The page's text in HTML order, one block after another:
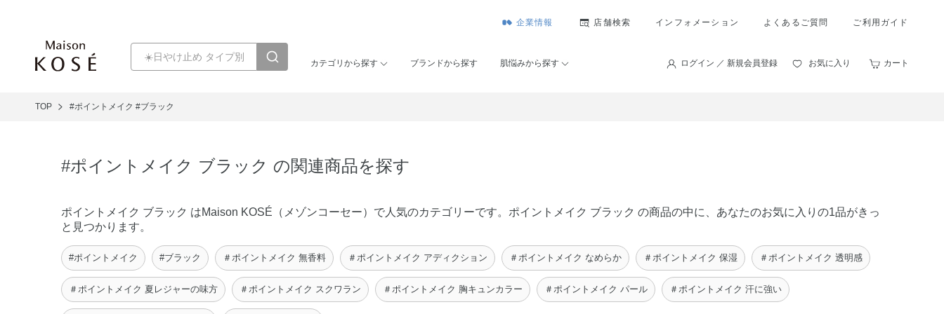
企業情報 店舗検索 インフォメーション よくあるご質問 ご利用ガイド
カテゴリから探す ブランドから探す 肌悩みから探す ログイン ／ 新規会員登録 お気に入り カート
TOP #ポイントメイク #ブラック
#ポイントメイク ブラック の関連商品を探す
ポイントメイク ブラック はMaison KOSÉ（メゾンコーセー）で人気のカテゴリーです。ポイントメイク ブラック の商品の中に、あなたのお気に入りの1品がきっ
と見つかります。
#ポイントメイク #ブラック ＃ポイントメイク 無香料 ＃ポイントメイク アディクション ＃ポイントメイク なめらか ＃ポイントメイク 保湿 ＃ポイントメイク 透明感
＃ポイントメイク 夏レジャーの味方 ＃ポイントメイク スクワラン ＃ポイントメイク 胸キュンカラー ＃ポイントメイク パール ＃ポイントメイク 汗に強い